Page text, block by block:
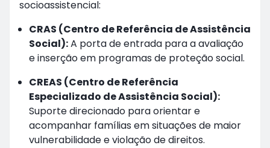
socioassistencial:
CRAS (Centro de Referência de Assistência
Social):A porta de entrada para a avaliação
e inserção em programas de proteção social.
CREAS (Centro de Referência
Especializado de Assistência Social):
Suporte direcionado para orientar e
acompanhar famílias em situações de maior
vulnerabilidade e violação de direitos.